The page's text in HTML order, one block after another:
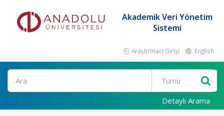
Akademik Veri Yönetim
Sistemi
Araştırmacı Girişi English
Ara
Detaylı Arama